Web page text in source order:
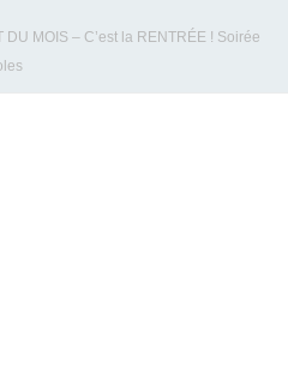
DU MOIS – C’est la RENTRÉE ! Soirée